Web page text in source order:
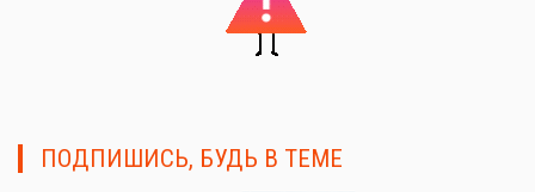
ПОДПИШИСЬ, БУДЬ В ТЕМЕ